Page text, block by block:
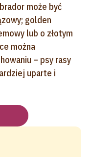
może być
golden
lub o złotym
można
– psy rasy
uparte i